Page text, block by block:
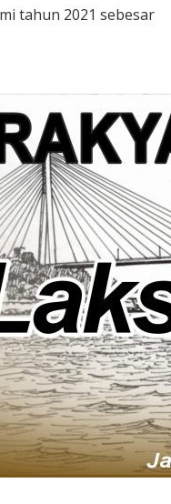
tahun 2021 sebesar